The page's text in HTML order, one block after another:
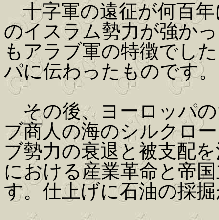
十字軍の遠征が何百
のイスラム勢力が強か
もアラブ軍の特徴でし
パに伝わったものです。
その後、ヨーロッパ
ブ商人の海のシルクロ
ブ勢力の衰退と被支配
における産業革命と帝
す。仕上げに石油の採